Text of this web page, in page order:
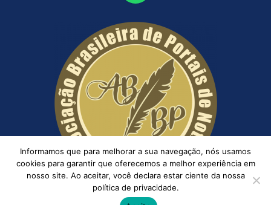
Informamos que para melhorar a sua navegação, nós usamos
cookies para garantir que oferecemos a melhor experiência em
nosso site. Ao aceitar, você declara estar ciente da nossa
política de privacidade.